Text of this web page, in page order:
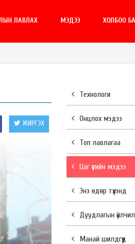
ЛАВЛАХ МЭДЭЭ ХОЛБОО
ЖИРГЭХ
Технологи
Онцлох мэдээ
Топ лавлагаа
Цаг үеийн мэдээ
Энэ өдөр түүхэнд
Дуудлагын
Манай шилдгүүд